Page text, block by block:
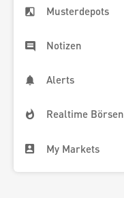
Musterdepots
Notizen
Alerts
Realtime Börsen
My Markets